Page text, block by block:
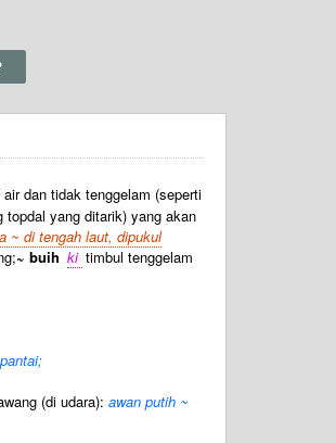
dan tidak tenggelam (seperti
topdal yang ditarik) yang akan
~ di tengah laut, dipukul
~ buih ki timbul tenggelam
(di udara): awan putih ~